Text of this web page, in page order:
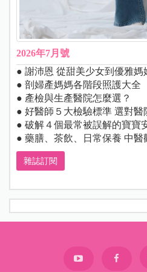
2026年7月號
● 謝沛恩 從甜美少女到優雅媽
● 剖婦產媽媽各階段照護大全
● 產檢與生產醫院怎麼選？
● 好醫師５大檢驗標準 選對醫
● 破解４個最常被誤解的寶寶
● 藥膳、茶飲、日常保養 中醫
雜誌訂閱